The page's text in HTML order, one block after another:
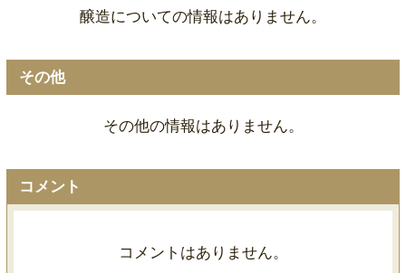
醸造についての情報はありません。
その他
その他の情報はありません。
コメント
コメントはありません。